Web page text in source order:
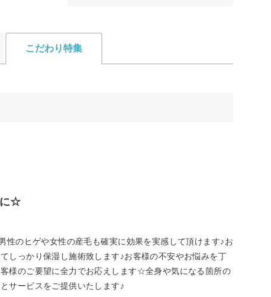
こだわり特集
に☆
性のヒゲや女性の産毛も確実に効果を実感して頂けます♪お
しっかり保湿し施術致します♪お客様の不安やお悩みを丁
様のご要望に全力でお応えします☆全身や気になる箇所の
サービスをご提供いたします♪